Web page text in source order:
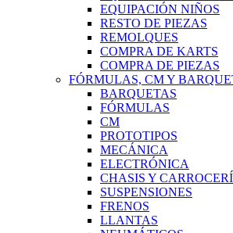
EQUIPACIÓN NIÑOS
RESTO DE PIEZAS
REMOLQUES
COMPRA DE KARTS
COMPRA DE PIEZAS
FÓRMULAS, CM Y
BARQUETAS
FÓRMULAS
CM
PROTOTIPOS
MECÁNICA
ELECTRÓNICA
CHASIS Y
SUSPENSIONES
FRENOS
LLANTAS